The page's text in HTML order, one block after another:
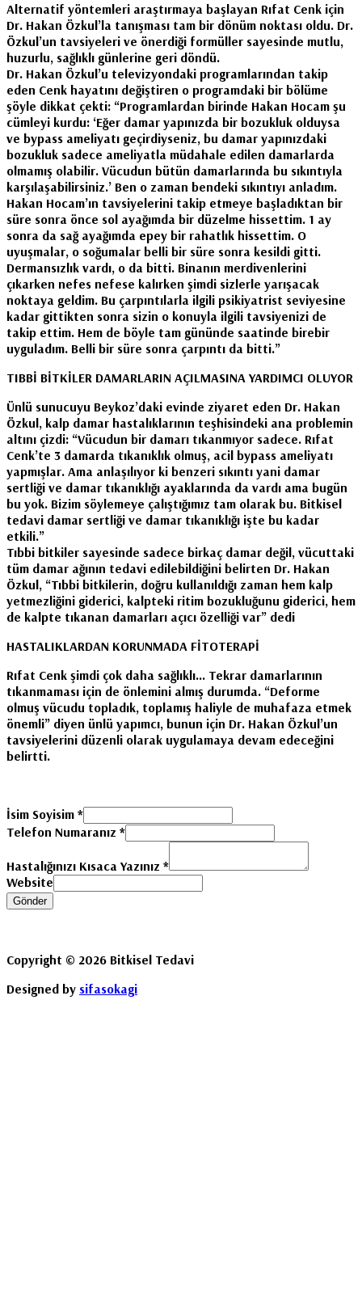
Alternatif yöntemleri araştırmaya başlayan Rıfat Cenk için
Dr. Hakan Özkul’la tanışması tam bir dönüm noktası oldu. Dr.
Özkul’un tavsiyeleri ve önerdiği formüller sayesinde mutlu,
huzurlu, sağlıklı günlerine geri döndü.
Dr. Hakan Özkul’u televizyondaki programlarından takip
eden Cenk hayatını değiştiren o programdaki bir bölüme
şöyle dikkat çekti: “Programlardan birinde Hakan Hocam şu
cümleyi kurdu: ‘Eğer damar yapınızda bir bozukluk olduysa
ve bypass ameliyatı geçirdiyseniz, bu damar yapınızdaki
bozukluk sadece ameliyatla müdahale edilen damarlarda
olmamış olabilir. Vücudun bütün damarlarında bu sıkıntıyla
karşılaşabilirsiniz.’ Ben o zaman bendeki sıkıntıyı anladım.
Hakan Hocam’ın tavsiyelerini takip etmeye başladıktan bir
süre sonra önce sol ayağımda bir düzelme hissettim. 1 ay
sonra da sağ ayağımda epey bir rahatlık hissettim. O
uyuşmalar, o soğumalar belli bir süre sonra kesildi gitti.
Dermansızlık vardı, o da bitti. Binanın merdivenlerini
çıkarken nefes nefese kalırken şimdi sizlerle yarışacak
noktaya geldim. Bu çarpıntılarla ilgili psikiyatrist seviyesine
kadar gittikten sonra sizin o konuyla ilgili tavsiyenizi de
takip ettim. Hem de böyle tam gününde saatinde birebir
uyguladım. Belli bir süre sonra çarpıntı da bitti.”
TIBBİ BİTKİLER DAMARLARIN AÇILMASINA YARDIMCI OLUYOR
Ünlü sunucuyu Beykoz’daki evinde ziyaret eden Dr. Hakan
Özkul, kalp damar hastalıklarının teşhisindeki ana problemin
altını çizdi: “Vücudun bir damarı tıkanmıyor sadece. Rıfat
Cenk’te 3 damarda tıkanıklık olmuş, acil bypass ameliyatı
yapmışlar. Ama anlaşılıyor ki benzeri sıkıntı yani damar
sertliği ve damar tıkanıklığı ayaklarında da vardı ama bugün
bu yok. Bizim söylemeye çalıştığımız tam olarak bu. Bitkisel
tedavi damar sertliği ve damar tıkanıklığı işte bu kadar
etkili.”
Tıbbi bitkiler sayesinde sadece birkaç damar değil, vücuttaki
tüm damar ağının tedavi edilebildiğini belirten Dr. Hakan
Özkul, “Tıbbi bitkilerin, doğru kullanıldığı zaman hem kalp
yetmezliğini giderici, kalpteki ritim bozukluğunu giderici, hem
de kalpte tıkanan damarları açıcı özelliği var” dedi
HASTALIKLARDAN KORUNMADA FİTOTERAPİ
Rıfat Cenk şimdi çok daha sağlıklı… Tekrar damarlarının
tıkanmaması için de önlemini almış durumda. “Deforme
olmuş vücudu topladık, toplamış haliyle de muhafaza etmek
önemli” diyen ünlü yapımcı, bunun için Dr. Hakan Özkul’un
tavsiyelerini düzenli olarak uygulamaya devam edeceğini
belirtti.
İsim Soyisim *
Telefon Numaranız *
Hastalığınızı Kısaca Yazınız *
Website
Gönder
Copyright © 2026 Bitkisel Tedavi
Designed by sifasokagi